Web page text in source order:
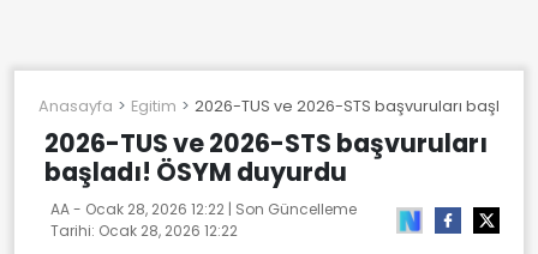
Anasayfa Egitim 2026-TUS ve 2026-STS başvuruları başladı!
2026-TUS ve 2026-STS başvuruları
başladı! ÖSYM duyurdu
AA - Ocak 28, 2026 12:22 | Son Güncelleme
Tarihi: Ocak 28, 2026 12:22